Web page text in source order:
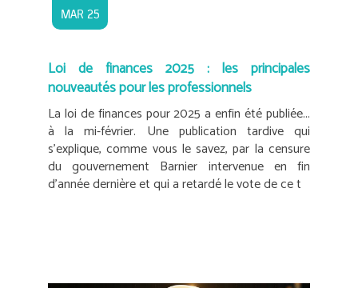
MAR 25
Loi de finances 2025 : les principales
nouveautés pour les professionnels
La loi de finances pour 2025 a enfin été publiée...
à la mi-février. Une publication tardive qui
s’explique, comme vous le savez, par la censure
du gouvernement Barnier intervenue en fin
d’année dernière et qui a retardé le vote de ce t